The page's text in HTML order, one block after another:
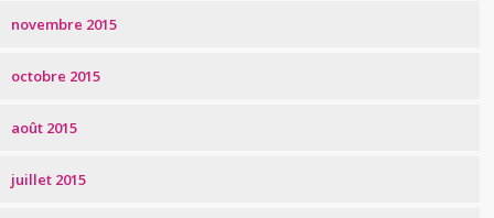
novembre 2015
octobre 2015
août 2015
juillet 2015